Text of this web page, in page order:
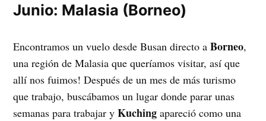
Junio: Malasia (Borneo)
Encontramos un vuelo desde Busan directo aBorneo,
una región de Malasia que queríamos visitar, así que
allí nos fuimos! Después de un mes de más turismo
que trabajo, buscábamos un lugar donde parar unas
semanas para trabajar yKuching apareció como una